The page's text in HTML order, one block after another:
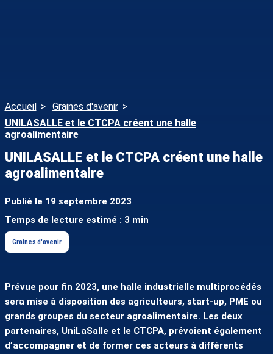
Accueil
Graines d'avenir
UNILASALLE et le CTCPA créent une halle
agroalimentaire
UNILASALLE et le CTCPA créent une halle
agroalimentaire
Publié le 19 septembre 2023
Temps de lecture estimé : 3 min
Graines d'avenir
Prévue pour fin 2023, une halle industrielle multiprocédés
sera mise à disposition des agriculteurs, start-up, PME ou
grands groupes du secteur agroalimentaire. Les deux
partenaires, UniLaSalle et le CTCPA, prévoient également
d’accompagner et de former ces acteurs à différents